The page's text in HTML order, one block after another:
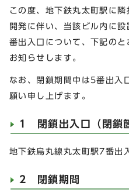
この度、地下鉄丸太町駅に
開発に伴い、当該ビル内に
番出入口について、下記の
お知らせします。
なお、閉鎖期間中は5番出入
願い申し上げます。
1 閉鎖出入口（閉鎖
地下鉄烏丸線丸太町駅7番出
2 閉鎖期間